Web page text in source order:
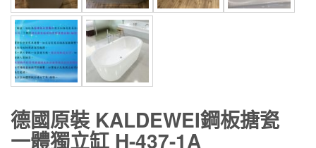
德國原裝 KALDEWEI鋼板搪瓷
一體獨立缸 H-437-1A